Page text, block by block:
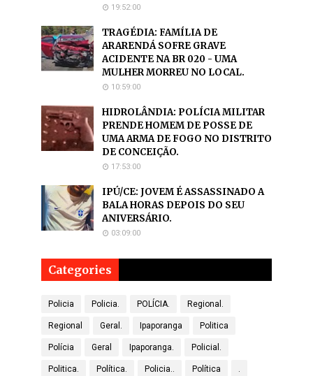
19:52:00
TRAGÉDIA: FAMÍLIA DE
ARARENDÁ SOFRE GRAVE
ACIDENTE NA BR 020 - UMA
MULHER MORREU NO LOCAL.
10:59:00
HIDROLÂNDIA: POLÍCIA MILITAR
PRENDE HOMEM DE POSSE DE
UMA ARMA DE FOGO NO DISTRITO
DE CONCEIÇÃO.
17:53:00
IPÚ/CE: JOVEM É ASSASSINADO A
BALA HORAS DEPOIS DO SEU
ANIVERSÁRIO.
03:09:00
Categories
Policia Policia. POLÍCIA. Regional.
Regional Geral. Ipaporanga Politica
Polícia Geral Ipaporanga. Policial.
Politica. Política. Policia.. Política .